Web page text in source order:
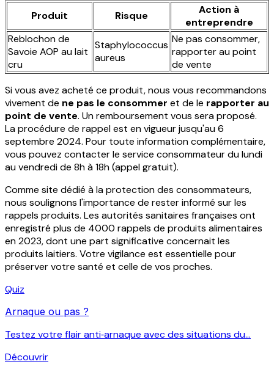
Produit Risque
Action à
entreprendre
Reblochon de
Savoie AOP au lait
cru
Staphylococcus
aureus
Ne pas consommer,
rapporter au point
de vente
Si vous avez acheté ce produit, nous vous recommandons
vivement de ne pas le consommer et de le rapporter au
point de vente. Un remboursement vous sera proposé.
La procédure de rappel est en vigueur jusqu'au 6
septembre 2024. Pour toute information complémentaire,
vous pouvez contacter le service consommateur du lundi
au vendredi de 8h à 18h (appel gratuit).
Comme site dédié à la protection des consommateurs,
nous soulignons l'importance de rester informé sur les
rappels produits. Les autorités sanitaires françaises ont
enregistré plus de 4000 rappels de produits alimentaires
en 2023, dont une part significative concernait les
produits laitiers. Votre vigilance est essentielle pour
préserver votre santé et celle de vos proches.
Quiz
Arnaque ou pas ?
Testez votre flair anti‑arnaque avec des situations du...
Découvrir